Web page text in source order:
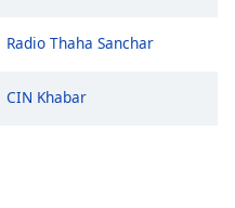
Radio Thaha Sanchar
CIN Khabar